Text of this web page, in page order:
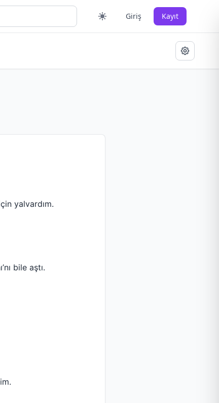
Giriş Kayıt
yalvardım.
bile aştı.